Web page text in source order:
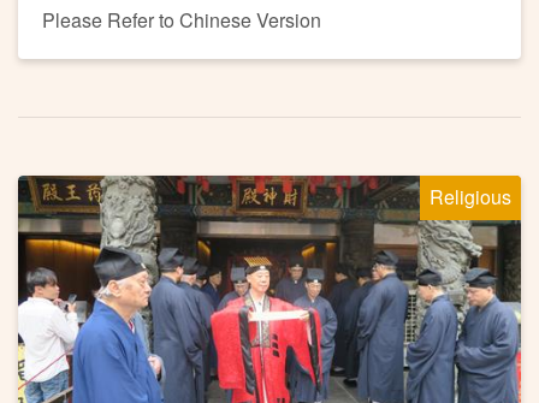
Please Refer to Chinese Version
Religious